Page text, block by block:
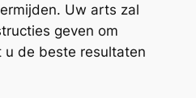
Uw arts zal
geven om
u de beste resultaten